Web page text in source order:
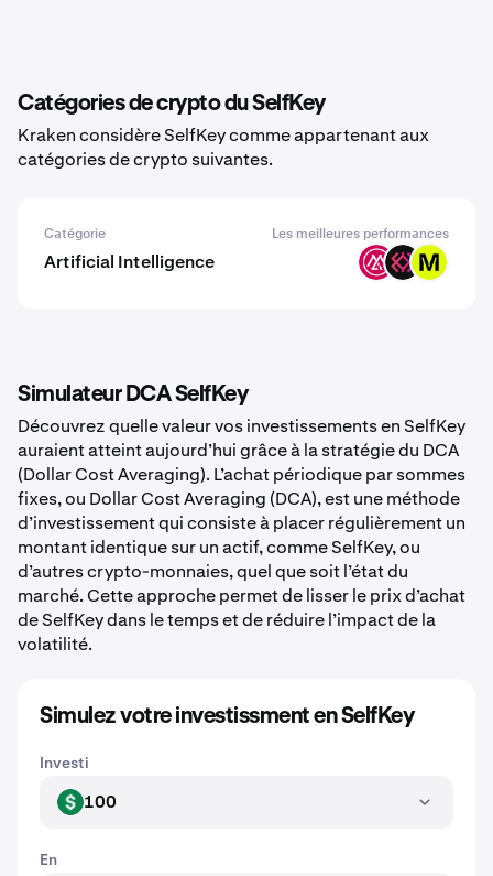
Catégories de crypto du SelfKey
Kraken considère SelfKey comme appartenant aux
catégories de crypto suivantes.
Catégorie Les meilleures performances
Artificial Intelligence MSAI IMU MODE
Simulateur DCA SelfKey
Découvrez quelle valeur vos investissements en SelfKey
auraient atteint aujourd’hui grâce à la stratégie du DCA
(Dollar Cost Averaging). L’achat périodique par sommes
fixes, ou Dollar Cost Averaging (DCA), est une méthode
d’investissement qui consiste à placer régulièrement un
montant identique sur un actif, comme SelfKey, ou
d’autres crypto-monnaies, quel que soit l’état du
marché. Cette approche permet de lisser le prix d’achat
de SelfKey dans le temps et de réduire l’impact de la
volatilité.
Simulez votre investissment en SelfKey
Investi
USD 100
En